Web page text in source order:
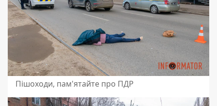
Пішоходи, пам'ятайте про ПДР